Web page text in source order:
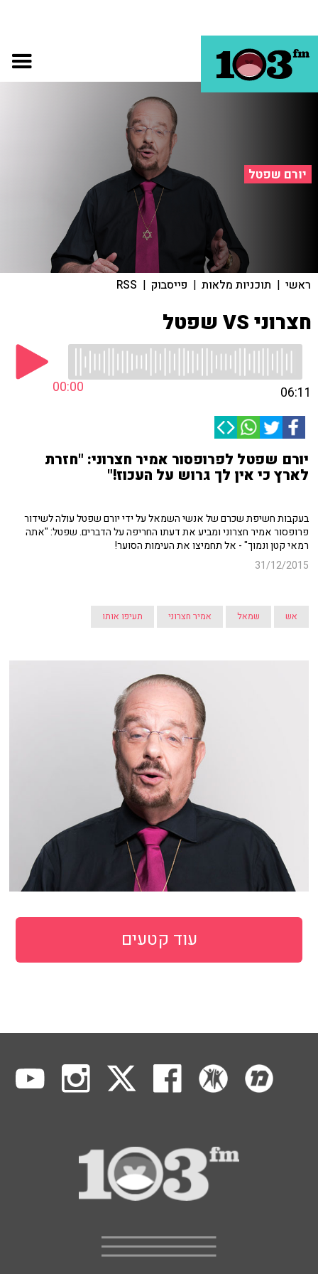
יורם שפטל
ראשי | תוכניות מלאות | פייסבוק |
RSS
חצרוני VS שפטל
00:00 06:11
יורם שפטל לפרופסור אמיר חצרוני: "חזרת
לארץ כי אין לך גרוש על העכוז!"
בעקבות חשיפת שכרם של אנשי השמאל על ידי יורם שפטל עולה לשידור
פרופסור אמיר חצרוני ומביע את דעתו החריפה על הדברים. שפטל: "אתה
רמאי קטן ונמוך" - אל תחמיצו את העימות הסוער!
31/12/2015
אש שמאל אמיר חצרוני תעיפו אותו
עוד קטעים